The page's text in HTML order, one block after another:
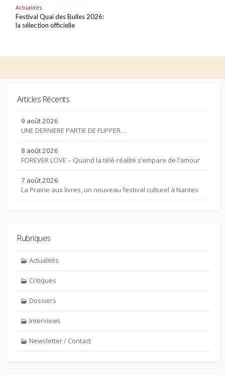
Actualités
Festival Quai des Bulles 2026:
la sélection officielle
Articles Récents
9 août 2026
UNE DERNIERE PARTIE DE FLIPPER…
8 août 2026
FOREVER LOVE – Quand la télé-réalité s’empare de l’amour
7 août 2026
La Prairie aux livres, un nouveau festival culturel à Nantes
Rubriques
Actualités
Critiques
Dossiers
Interviews
Newsletter / Contact